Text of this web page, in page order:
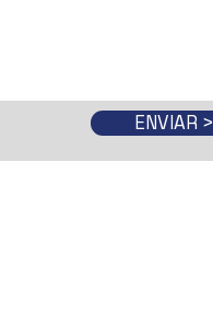
ENVIAR >